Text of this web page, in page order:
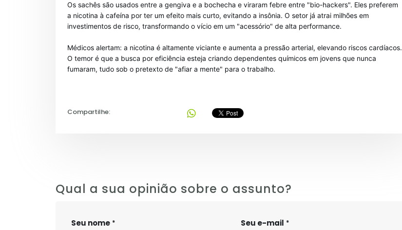
Os sachês são usados entre a gengiva e a bochecha e viraram febre entre "bio-hackers". Eles preferem
a nicotina à cafeína por ter um efeito mais curto, evitando a insônia. O setor já atrai milhões em
investimentos de risco, transformando o vício em um "acessório" de alta performance.
Médicos alertam: a nicotina é altamente viciante e aumenta a pressão arterial, elevando riscos cardíacos.
O temor é que a busca por eficiência esteja criando dependentes químicos em jovens que nunca
fumaram, tudo sob o pretexto de "afiar a mente" para o trabalho.
Compartilhe:
Qual a sua opinião sobre o assunto?
Seu nome Seu e-mail